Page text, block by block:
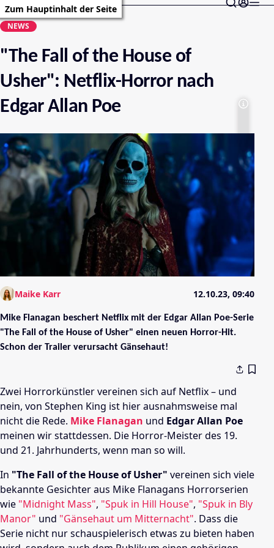
Zum Hauptinhalt der Seite
NEWS
"The Fall of the House of
Usher": Netflix-Horror nach
Edgar Allan Poe
Maike Karr 12.10.23, 09:40
Mike Flanagan beschert Netflix mit der Edgar Allan Poe-Serie
"The Fall of the House of Usher" einen neuen Horror-Hit.
Schon der Trailer verursacht Gänsehaut!
Zwei Horrorkünstler vereinen sich auf Netflix – und
nein, von Stephen King ist hier ausnahmsweise mal
nicht die Rede. Mike Flanagan und Edgar Allan Poe
meinen wir stattdessen. Die Horror-Meister des 19.
und 21. Jahrhunderts, wenn man so will.
In "The Fall of the House of Usher" vereinen sich viele
bekannte Gesichter aus Mike Flanagans Horrorserien
wie "Midnight Mass", "Spuk in Hill House", "Spuk in Bly
Manor" und "Gänsehaut um Mitternacht". Dass die
Serie nicht nur schauspielerisch etwas zu bieten haben